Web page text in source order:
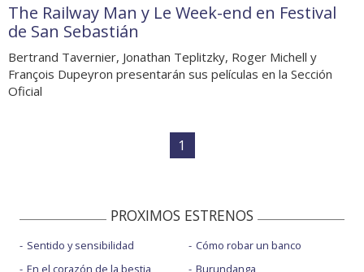
The Railway Man y Le Week-end en Festival
de San Sebastián
Bertrand Tavernier, Jonathan Teplitzky, Roger Michell y
François Dupeyron presentarán sus películas en la Sección
Oficial
1
PROXIMOS ESTRENOS
Sentido y sensibilidad
En el corazón de la bestia
Cómo robar un banco
Burundanga